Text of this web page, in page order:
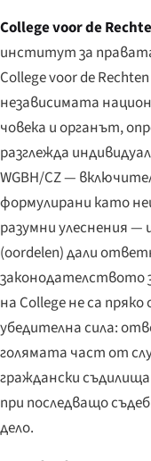
College voor de
институт за правата
College voor de
независимата
човека и органът,
разглежда
WGBH/CZ —
формулирани като
разумни улеснения
(oordelen) дали
на College не са
убедителна сила:
голямата част от
граждански
при последващо
дело.